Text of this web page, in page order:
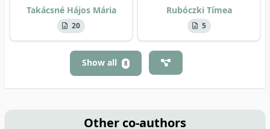
Takácsné Hájos Mária
20
Rubóczki Tímea
5
Show all 8
Other co-authors